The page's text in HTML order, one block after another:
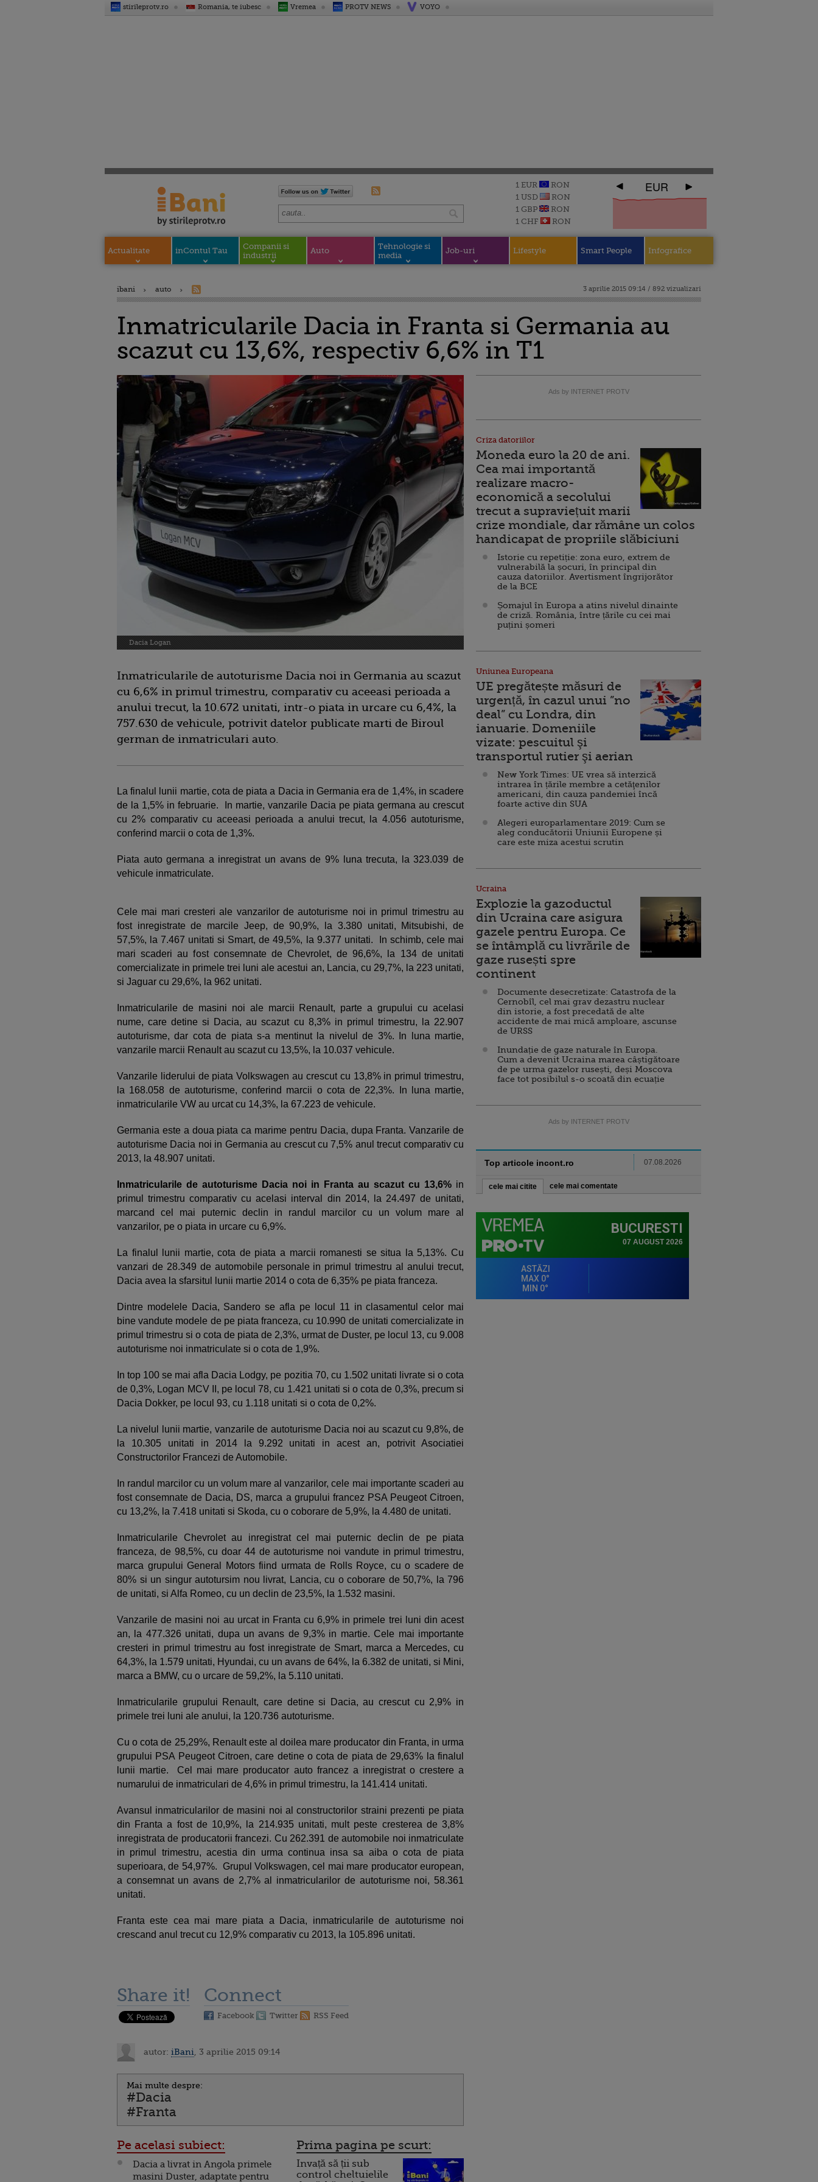
stirileprotv.ro Romania, te iubesc Vremea PROTV NEWS VOYO
1 EUR
RON
1 USD
RON
1 GBP
RON
1 CHF
RON
EUR
Actualitate inContul Tau
Companii si
industrii
Auto
Tehnologie si
media
Job-uri Lifestyle Smart People Infografice
ibani auto 3 aprilie 2015 09:14 / 892 vizualizari
Inmatricularile Dacia in Franta si Germania au
scazut cu 13,6%, respectiv 6,6% in T1
Dacia Logan
Inmatricularile de autoturisme Dacia noi in Germania au scazut
cu 6,6% in primul trimestru, comparativ cu aceeasi perioada a
anului trecut, la 10.672 unitati, intr-o piata in urcare cu 6,4%, la
757.630 de vehicule, potrivit datelor publicate marti de Biroul
german de inmatriculari auto.
La finalul lunii martie, cota de piata a Dacia in Germania era de 1,4%, in scadere
de la 1,5% in februarie. In martie, vanzarile Dacia pe piata germana au crescut
cu 2% comparativ cu aceeasi perioada a anului trecut, la 4.056 autoturisme,
conferind marcii o cota de 1,3%.
Piata auto germana a inregistrat un avans de 9% luna trecuta, la 323.039 de
vehicule inmatriculate.
Cele mai mari cresteri ale vanzarilor de autoturisme noi in primul trimestru au
fost inregistrate de marcile Jeep, de 90,9%, la 3.380 unitati, Mitsubishi, de
57,5%, la 7.467 unitati si Smart, de 49,5%, la 9.377 unitati. In schimb, cele mai
mari scaderi au fost consemnate de Chevrolet, de 96,6%, la 134 de unitati
comercializate in primele trei luni ale acestui an, Lancia, cu 29,7%, la 223 unitati,
si Jaguar cu 29,6%, la 962 unitati.
Inmatricularile de masini noi ale marcii Renault, parte a grupului cu acelasi
nume, care detine si Dacia, au scazut cu 8,3% in primul trimestru, la 22.907
autoturisme, dar cota de piata s-a mentinut la nivelul de 3%. In luna martie,
vanzarile marcii Renault au scazut cu 13,5%, la 10.037 vehicule.
Vanzarile liderului de piata Volkswagen au crescut cu 13,8% in primul trimestru,
la 168.058 de autoturisme, conferind marcii o cota de 22,3%. In luna martie,
inmatricularile VW au urcat cu 14,3%, la 67.223 de vehicule.
Germania este a doua piata ca marime pentru Dacia, dupa Franta. Vanzarile de
autoturisme Dacia noi in Germania au crescut cu 7,5% anul trecut comparativ cu
2013, la 48.907 unitati.
Inmatricularile de autoturisme Dacia noi in Franta au scazut cu 13,6% in
primul trimestru comparativ cu acelasi interval din 2014, la 24.497 de unitati,
marcand cel mai puternic declin in randul marcilor cu un volum mare al
vanzarilor, pe o piata in urcare cu 6,9%.
La finalul lunii martie, cota de piata a marcii romanesti se situa la 5,13%. Cu
vanzari de 28.349 de automobile personale in primul trimestru al anului trecut,
Dacia avea la sfarsitul lunii martie 2014 o cota de 6,35% pe piata franceza.
Dintre modelele Dacia, Sandero se afla pe locul 11 in clasamentul celor mai
bine vandute modele de pe piata franceza, cu 10.990 de unitati comercializate in
primul trimestru si o cota de piata de 2,3%, urmat de Duster, pe locul 13, cu 9.008
autoturisme noi inmatriculate si o cota de 1,9%.
In top 100 se mai afla Dacia Lodgy, pe pozitia 70, cu 1.502 unitati livrate si o cota
de 0,3%, Logan MCV II, pe locul 78, cu 1.421 unitati si o cota de 0,3%, precum si
Dacia Dokker, pe locul 93, cu 1.118 unitati si o cota de 0,2%.
La nivelul lunii martie, vanzarile de autoturisme Dacia noi au scazut cu 9,8%, de
la 10.305 unitati in 2014 la 9.292 unitati in acest an, potrivit Asociatiei
Constructorilor Francezi de Automobile.
In randul marcilor cu un volum mare al vanzarilor, cele mai importante scaderi au
fost consemnate de Dacia, DS, marca a grupului francez PSA Peugeot Citroen,
cu 13,2%, la 7.418 unitati si Skoda, cu o coborare de 5,9%, la 4.480 de unitati.
Inmatricularile Chevrolet au inregistrat cel mai puternic declin de pe piata
franceza, de 98,5%, cu doar 44 de autoturisme noi vandute in primul trimestru,
marca grupului General Motors fiind urmata de Rolls Royce, cu o scadere de
80% si un singur autotursim nou livrat, Lancia, cu o coborare de 50,7%, la 796
de unitati, si Alfa Romeo, cu un declin de 23,5%, la 1.532 masini.
Vanzarile de masini noi au urcat in Franta cu 6,9% in primele trei luni din acest
an, la 477.326 unitati, dupa un avans de 9,3% in martie. Cele mai importante
cresteri in primul trimestru au fost inregistrate de Smart, marca a Mercedes, cu
64,3%, la 1.579 unitati, Hyundai, cu un avans de 64%, la 6.382 de unitati, si Mini,
marca a BMW, cu o urcare de 59,2%, la 5.110 unitati.
Inmatricularile grupului Renault, care detine si Dacia, au crescut cu 2,9% in
primele trei luni ale anului, la 120.736 autoturisme.
Cu o cota de 25,29%, Renault este al doilea mare producator din Franta, in urma
grupului PSA Peugeot Citroen, care detine o cota de piata de 29,63% la finalul
lunii martie. Cel mai mare producator auto francez a inregistrat o crestere a
numarului de inmatriculari de 4,6% in primul trimestru, la 141.414 unitati.
Avansul inmatricularilor de masini noi al constructorilor straini prezenti pe piata
din Franta a fost de 10,9%, la 214.935 unitati, mult peste cresterea de 3,8%
inregistrata de producatorii francezi. Cu 262.391 de automobile noi inmatriculate
in primul trimestru, acestia din urma continua insa sa aiba o cota de piata
superioara, de 54,97%. Grupul Volkswagen, cel mai mare producator european,
a consemnat un avans de 2,7% al inmatricularilor de autoturisme noi, 58.361
unitati.
Franta este cea mai mare piata a Dacia, inmatricularile de autoturisme noi
crescand anul trecut cu 12,9% comparativ cu 2013, la 105.896 unitati.
Share it! Connect
Facebook Twitter RSS Feed
autor: iBani , 3 aprilie 2015 09:14
Mai multe despre:
#Dacia
#Franta
Pe acelasi subiect:
Dacia a livrat in Angola primele
masini Duster, adaptate pentru
Prima pagina pe scurt:
Invață să ții sub
control cheltuielile
Ads by INTERNET PROTV
Criza datoriilor
Moneda euro la 20 de ani.
Cea mai importantă
realizare macro-
economică a secolului
trecut a supraviețuit marii
crize mondiale, dar rămâne un colos
handicapat de propriile slăbiciuni
Istorie cu repetiție: zona euro, extrem de
vulnerabilă la șocuri, în principal din
cauza datoriilor. Avertisment îngrijorător
de la BCE
Șomajul în Europa a atins nivelul dinainte
de criză. România, între țările cu cei mai
puțini șomeri
Uniunea Europeana
UE pregătește măsuri de
urgență, în cazul unui ”no
deal” cu Londra, din
ianuarie. Domeniile
vizate: pescuitul şi
transportul rutier şi aerian
New York Times: UE vrea să interzică
intrarea în țările membre a cetăţenilor
americani, din cauza pandemiei încă
foarte active din SUA
Alegeri europarlamentare 2019: Cum se
aleg conducătorii Uniunii Europene și
care este miza acestui scrutin
Ucraina
Explozie la gazoductul
din Ucraina care asigura
gazele pentru Europa. Ce
se întâmplă cu livrările de
gaze rusești spre
continent
Documente desecretizate: Catastrofa de la
Cernobîl, cel mai grav dezastru nuclear
din istorie, a fost precedată de alte
accidente de mai mică amploare, ascunse
de URSS
Inundație de gaze naturale în Europa.
Cum a devenit Ucraina marea câștigătoare
de pe urma gazelor rusești, deși Moscova
face tot posibilul s-o scoată din ecuație
Ads by INTERNET PROTV
Top articole incont.ro 07.08.2026
cele mai citite cele mai comentate